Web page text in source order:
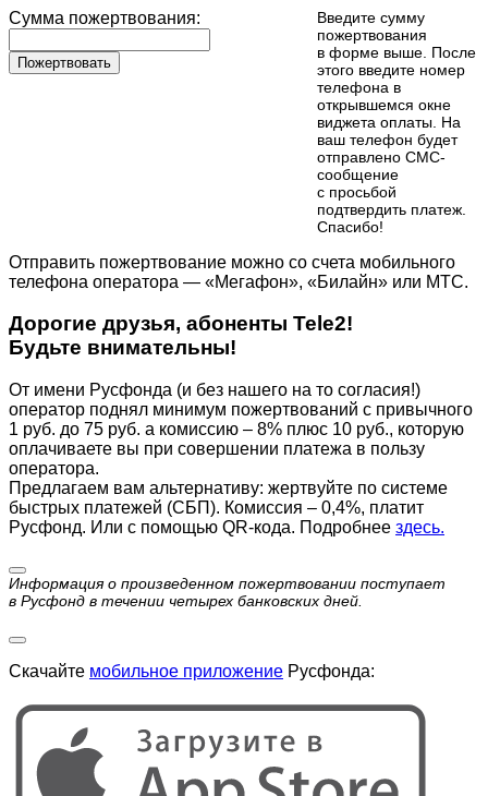
Сумма пожертвования:
Пожертвовать
Введите сумму
пожертвования
в форме выше. После
этого введите номер
телефона в
открывшемся окне
виджета оплаты. На
ваш телефон будет
отправлено СМС-
сообщение
с просьбой
подтвердить платеж.
Cпасибо!
Отправить пожертвование можно со счета мобильного
телефона оператора — «Мегафон», «Билайн» или МТС.
Дорогие друзья, абоненты Tele2!
Будьте внимательны!
От имени Русфонда (и без нашего на то согласия!)
оператор поднял минимум пожертвований с привычного
1 руб. до 75 руб. а комиссию – 8% плюс 10 руб., которую
оплачиваете вы при совершении платежа в пользу
оператора.
Предлагаем вам альтернативу: жертвуйте по cистеме
быстрых платежей (СБП). Комиссия – 0,4%, платит
Русфонд. Или с помощью QR-кода. Подробнее здесь.
Информация о произведенном пожертвовании поступает
в Русфонд в течении четырех банковских дней.
Скачайте мобильное приложение Русфонда: